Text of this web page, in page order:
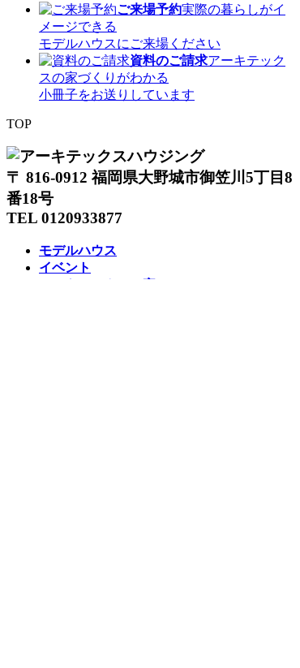
ご来場予約実際の暮らしがイ
メージできる
モデルハウスにご来場ください
資料のご請求アーキテック
スの家づくりがわかる
小冊子をお送りしています
TOP
〒 816-0912 福岡県大野城市御笠川5丁目8
番18号
TEL 0120933877
モデルハウス
イベント